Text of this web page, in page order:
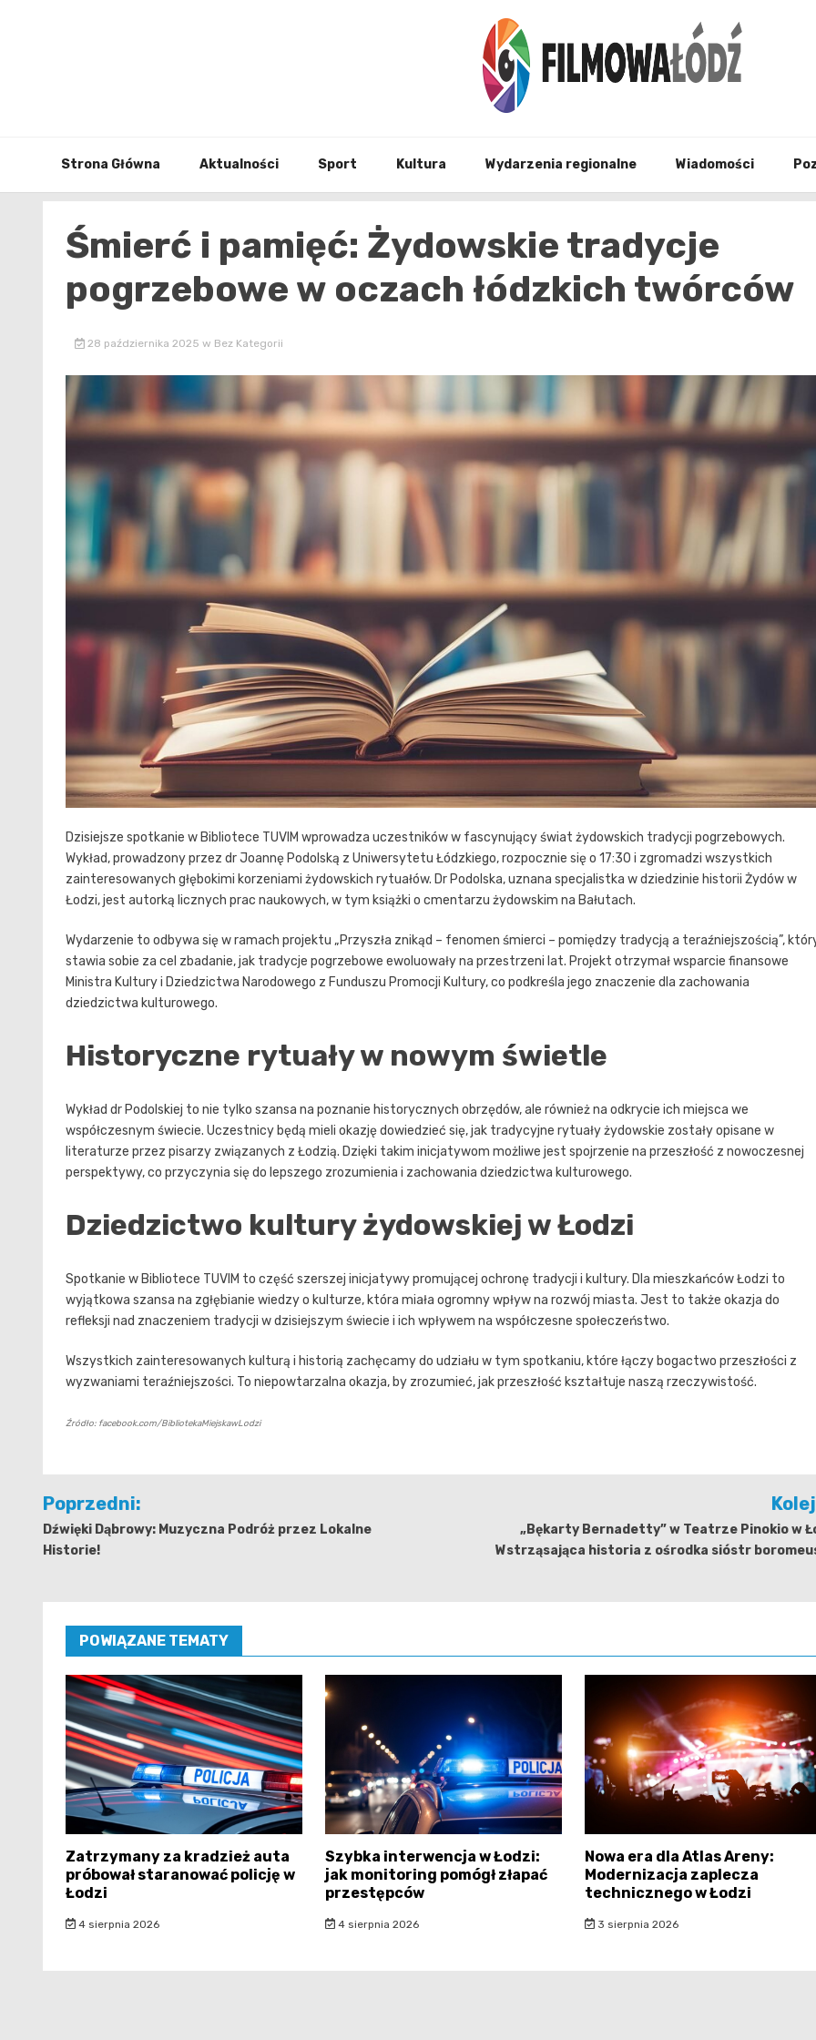
Strona Główna Aktualności Sport Kultura Wydarzenia regionalne Wiadomości
Śmierć i pamięć: Żydowskie tradycje
pogrzebowe w oczach łódzkich twórców
28 października 2025 w Bez Kategorii
Dzisiejsze spotkanie w Bibliotece TUVIM wprowadza uczestników w fascynujący świat żydowskich tradycji pogrzebowych.
Wykład, prowadzony przez dr Joannę Podolską z Uniwersytetu Łódzkiego, rozpocznie się o 17:30 i zgromadzi wszystkich
zainteresowanych głębokimi korzeniami żydowskich rytuałów. Dr Podolska, uznana specjalistka w dziedzinie historii Żydów w
Łodzi, jest autorką licznych prac naukowych, w tym książki o cmentarzu żydowskim na Bałutach.
Wydarzenie to odbywa się w ramach projektu „Przyszła znikąd – fenomen śmierci – pomiędzy tradycją a teraźniejszością”,
stawia sobie za cel zbadanie, jak tradycje pogrzebowe ewoluowały na przestrzeni lat. Projekt otrzymał wsparcie finansowe
Ministra Kultury i Dziedzictwa Narodowego z Funduszu Promocji Kultury, co podkreśla jego znaczenie dla zachowania
dziedzictwa kulturowego.
Historyczne rytuały w nowym świetle
Wykład dr Podolskiej to nie tylko szansa na poznanie historycznych obrzędów, ale również na odkrycie ich miejsca we
współczesnym świecie. Uczestnicy będą mieli okazję dowiedzieć się, jak tradycyjne rytuały żydowskie zostały opisane w
literaturze przez pisarzy związanych z Łodzią. Dzięki takim inicjatywom możliwe jest spojrzenie na przeszłość z nowoczesnej
perspektywy, co przyczynia się do lepszego zrozumienia i zachowania dziedzictwa kulturowego.
Dziedzictwo kultury żydowskiej w Łodzi
Spotkanie w Bibliotece TUVIM to część szerszej inicjatywy promującej ochronę tradycji i kultury. Dla mieszkańców Łodzi to
wyjątkowa szansa na zgłębianie wiedzy o kulturze, która miała ogromny wpływ na rozwój miasta. Jest to także okazja do
refleksji nad znaczeniem tradycji w dzisiejszym świecie i ich wpływem na współczesne społeczeństwo.
Wszystkich zainteresowanych kulturą i historią zachęcamy do udziału w tym spotkaniu, które łączy bogactwo przeszłości z
wyzwaniami teraźniejszości. To niepowtarzalna okazja, by zrozumieć, jak przeszłość kształtuje naszą rzeczywistość.
Źródło: facebook.com/BibliotekaMiejskawLodzi
Nawigacja
wpisu
Poprzedni:
Dźwięki Dąbrowy: Muzyczna Podróż przez Lokalne
Historie!
„Bękarty Bernadetty” w Teatrze Pinokio w
Wstrząsająca historia z ośrodka sióstr
POWIĄZANE TEMATY
Zatrzymany za kradzież auta
próbował staranować policję w
Łodzi
4 sierpnia 2026
Szybka interwencja w Łodzi:
jak monitoring pomógł złapać
przestępców
4 sierpnia 2026
Nowa era dla Atlas Areny:
Modernizacja zaplecza
technicznego w Łodzi
3 sierpnia 2026